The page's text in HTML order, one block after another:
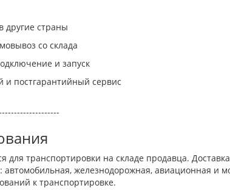
другие страны
со склада
и запуск
и постгарантийный сервис
для транспортировки на складе продавца.
железнодорожная, авиационная и
к транспортировке.